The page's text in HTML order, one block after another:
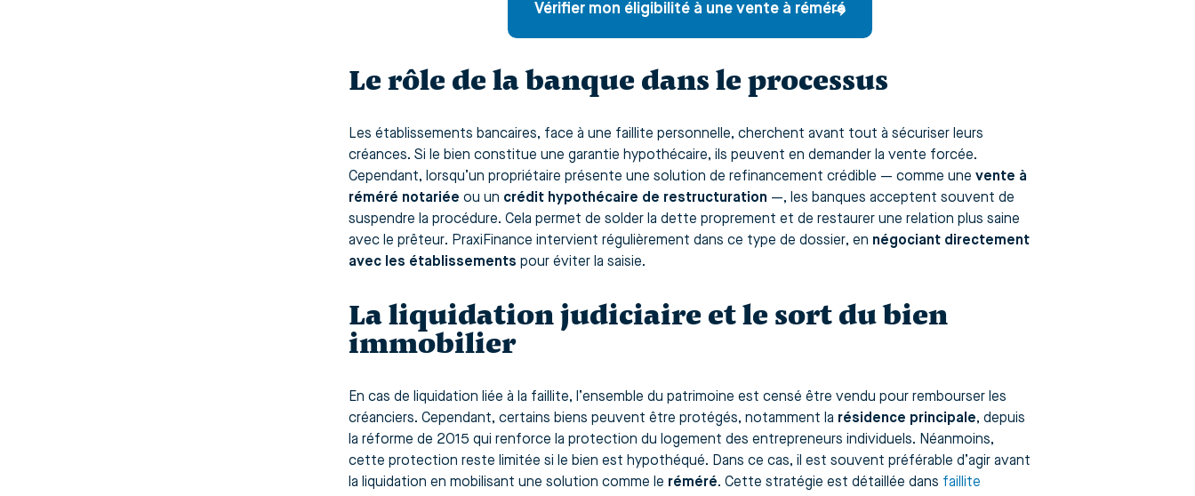
Vérifier mon éligibilité à une vente à réméré
Le rôle de la banque dans le processus
Les établissements bancaires, face à une faillite personnelle, cherchent avant tout à sécuriser leurs
créances. Si le bien constitue une garantie hypothécaire, ils peuvent en demander la vente forcée.
Cependant, lorsqu’un propriétaire présente une solution de refinancement crédible — comme une vente à
réméré notariée ou un crédit hypothécaire de restructuration —, les banques acceptent souvent de
suspendre la procédure. Cela permet de solder la dette proprement et de restaurer une relation plus saine
avec le prêteur. PraxiFinance intervient régulièrement dans ce type de dossier, en négociant directement
avec les établissements pour éviter la saisie.
La liquidation judiciaire et le sort du bien
immobilier
En cas de liquidation liée à la faillite, l’ensemble du patrimoine est censé être vendu pour rembourser les
créanciers. Cependant, certains biens peuvent être protégés, notamment la résidence principale, depuis
la réforme de 2015 qui renforce la protection du logement des entrepreneurs individuels. Néanmoins,
cette protection reste limitée si le bien est hypothéqué. Dans ce cas, il est souvent préférable d’agir avant
la liquidation en mobilisant une solution comme le réméré. Cette stratégie est détaillée dans faillite